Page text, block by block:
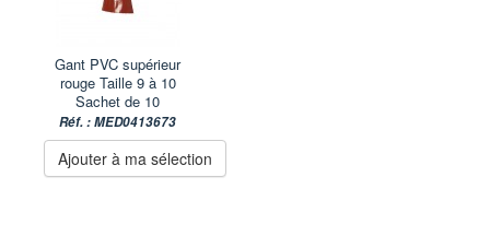
Gant PVC supérieur
rouge Taille 9 à 10
Sachet de 10
Réf. : MED0413673
Ajouter à ma sélection